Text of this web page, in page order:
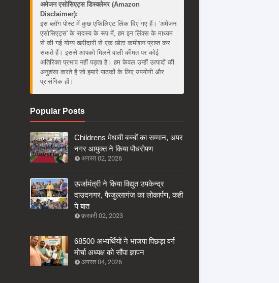
अमेजन एसोसिएट्स डिस्क्लेमर (Amazon
Disclaimer):
इस ब्लॉग पोस्ट में कुछ एफिलिएट लिंक दिए गए हैं। 'अमेजन
एसोसिएट्स' के सदस्य के रूप में, हम इन लिंक्स के माध्यम
से की गई योग्य खरीदारी से एक छोटा कमीशन प्राप्त कर
सकते हैं। इससे आपको मिलने वाली कीमत पर कोई
अतिरिक्त प्रभाव नहीं पड़ता है। हम केवल उन्हीं उत्पादों की
अनुशंसा करते हैं जो हमारे पाठकों के लिए उपयोगी और
प्रासंगिक हों।
Popular Posts
Childrens मेधावी बच्चों का सम्मान, अपर
नगर आयुक्त ने किया पौधरोपण
अगस्त 02, 2026
ऊर्जामंत्री ने किया विद्युत उपकेन्द्र
दाउदनगर, फैजुल्लागंज का लोकार्पण, कही
ये बात
फ़रवरी 02, 2023
68500 अभ्यर्थियों ने भाजपा पिछड़ा वर्ग
मोर्चा अध्यक्ष को सौंपा ज्ञापन
अगस्त 04, 2026